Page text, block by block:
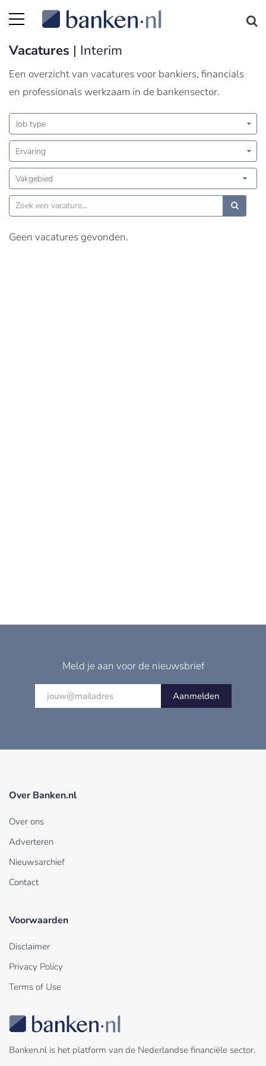
Vacatures | Interim
Een overzicht van vacatures voor bankiers, financials
en professionals werkzaam in de bankensector.
Job type
Ervaring
Vakgebied
Geen vacatures gevonden.
Meld je aan voor de nieuwsbrief
Aanmelden
Over Banken.nl
Over ons
Adverteren
Nieuwsarchief
Contact
Voorwaarden
Disclaimer
Privacy Policy
Terms of Use
Banken.nl is het platform van de Nederlandse financiële sector.